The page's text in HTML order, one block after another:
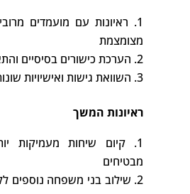
ראיונות עם מועמדים
מצומצמת
הערכת כישורים בסיסיים
השוואת גישות ואישיויות
ראיונות המשך
קיום שיחות מעמיקות
מבטיחים
שילוב בני משפחה נוספים